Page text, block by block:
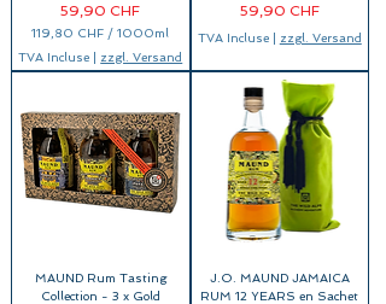
l
l
l
i
e
s
l
i
i
t
r
s
Prix
59,90 CHF
119,80 CHF /1000ml
1
9
0
C
H
F
p
a
0
M
TVA Incluse zzgl. Versand
Prix
59,90 CHF
TVA Incluse| zzgl. Versand
MAUND Rum Tasting
Collection - 3 x Gold
J.O. MAUND JAMAICA
RUM 12 YEARS en Sachet